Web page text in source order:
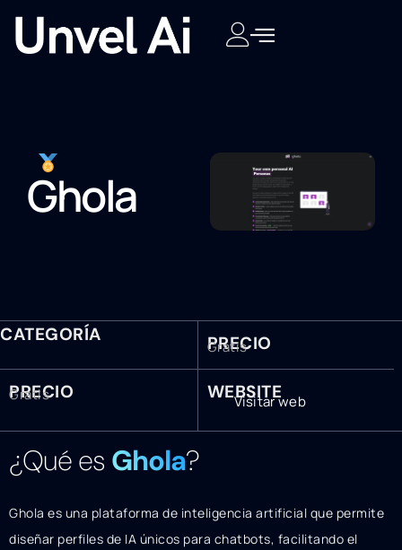
Ghola
CATEGORÍA PRECIO
Gratis
PRECIO
Gratis WEBSITE
Visitar web
¿Qué es Ghola?
Ghola es una plataforma de inteligencia artificial que permite
diseñar perfiles de IA únicos para chatbots, facilitando el